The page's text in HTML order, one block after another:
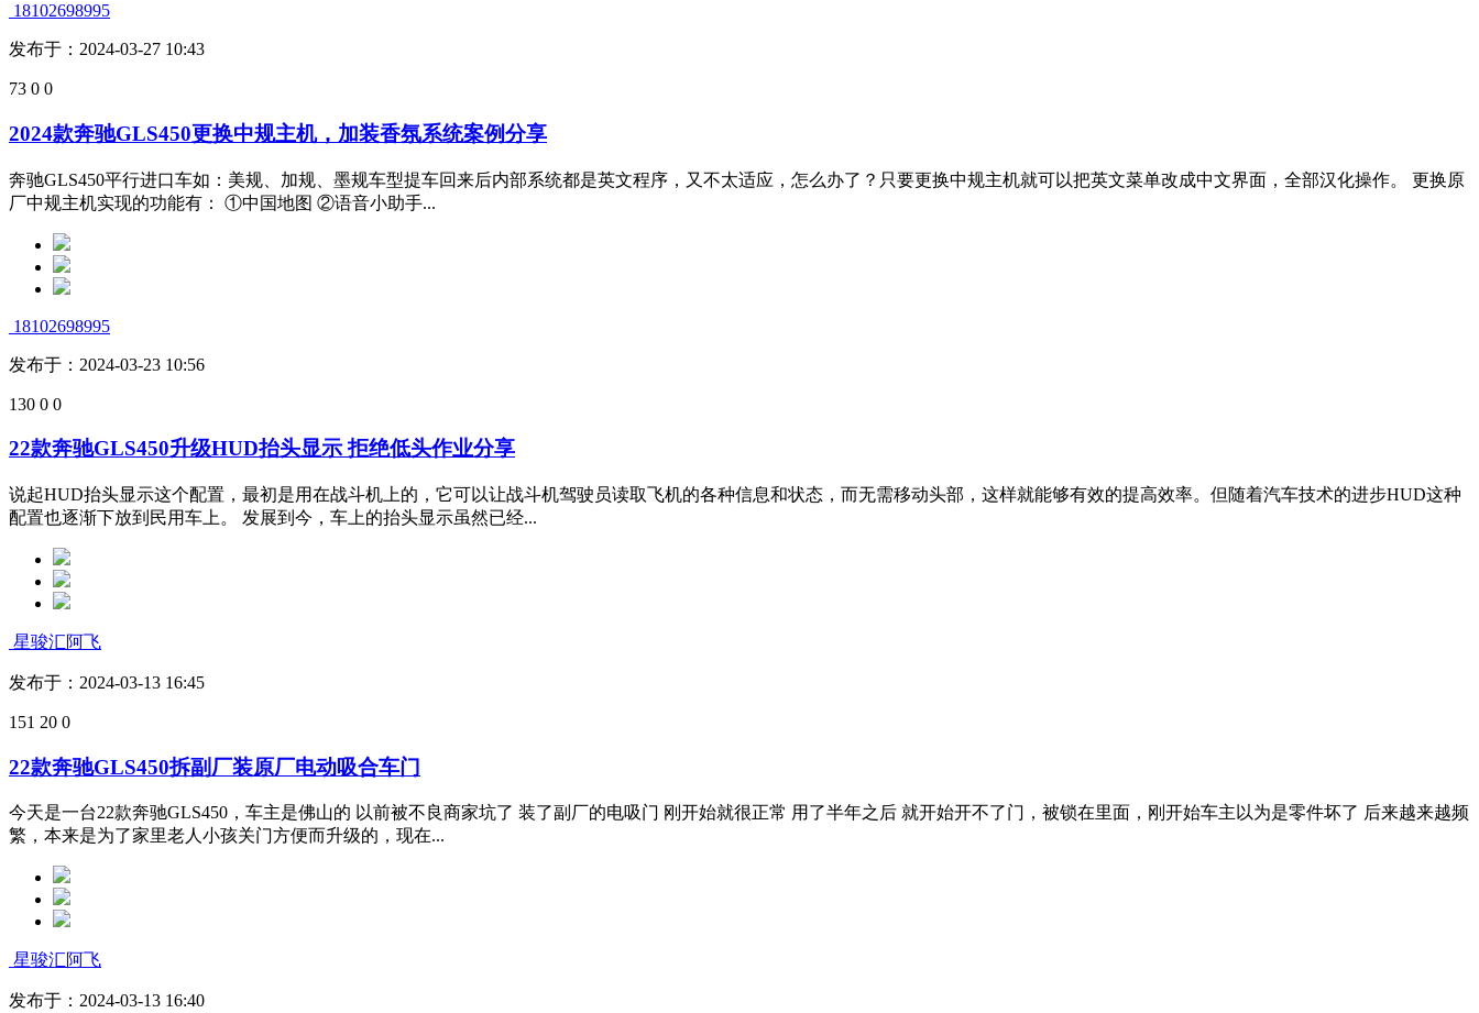
18102698995
发布于：2024-03-27 10:43
73 0 0
2024款奔驰GLS450更换中规主机，加装香氛系统案例分享
奔驰GLS450平行进口车如：美规、加规、墨规车型​‌‌提车回来后内部系统都是英文程序，又不太适应，怎么办了？只要更换中规主机就可以把英文菜单改成中文界面，全部汉化操作。 更换原
厂中规主机实现的功能有： ①中国地图 ②语音小助手...
18102698995
发布于：2024-03-23 10:56
130 0 0
22款奔驰GLS450升级HUD抬头显示 拒绝低头作业分享
说起HUD抬头显示这个配置，最初是用在战斗机上的，它可以让战斗机驾驶员读取飞机的各种信息和状态，而无需移动头部，这样就能够有效的提高效率。但随着汽车技术的进步HUD这种
配置也逐渐下放到民用车上。 发展到今，车上的抬头显示虽然已经...
星骏汇阿飞
发布于：2024-03-13 16:45
151 20 0
22款奔驰GLS450拆副厂装原厂电动吸合车门
今天是一台22款奔驰GLS450，车主是佛山的 以前被不良商家坑了 装了副厂的电吸门 刚开始就很正常 用了半年之后 就开始开不了门，被锁在里面，刚开始车主以为是零件坏了 后来越来越频
繁，本来是为了家里老人小孩关门方便而升级的，现在...
星骏汇阿飞
发布于：2024-03-13 16:40